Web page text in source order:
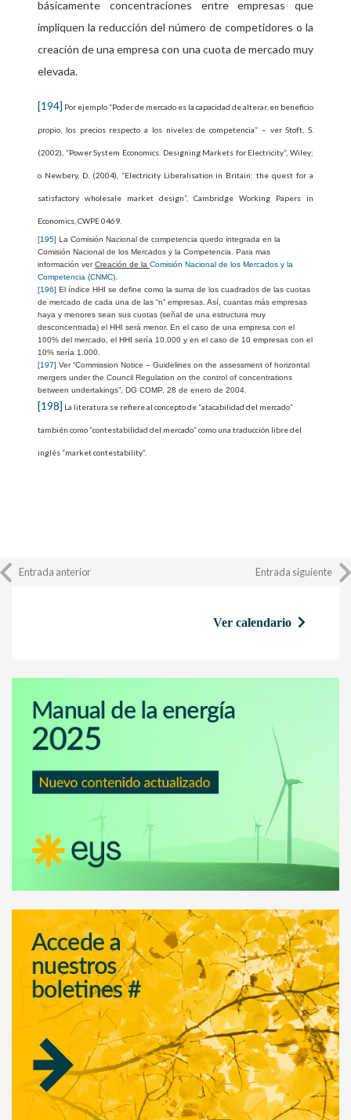
básicamente concentraciones entre empresas que
impliquen la reducción del número de competidores o la
creación de una empresa con una cuota de mercado muy
elevada.
[194] Por ejemplo “Poder de mercado es la capacidad de alterar, en beneficio
propio, los precios respecto a los niveles de competencia” – ver Stoft, S.
(2002), “Power System Economics. Designing Markets for Electricity”, Wiley;
o Newbery, D. (2004), “Electricity Liberalisation in Britain: the quest for a
satisfactory wholesale market design”, Cambridge Working Papers in
Economics, CWPE 0469.
[195] La Comisión Nacional de competencia quedo integrada en la
Comisión Nacional de los Mercados y la Competencia. Para mas
información verCreación de la Comisión Nacional de los Mercados y la
Competencia (CNMC)
[196] El índice HHI se define como la suma de los cuadrados de las cuotas
de mercado de cada una de las “n” empresas. Así, cuantas más empresas
haya y menores sean sus cuotas (señal de una estructura muy
desconcentrada) el HHI será menor. En el caso de una empresa con el
100% del mercado, el HHI sería 10.000 y en el caso de 10 empresas con el
10% sería 1.000.
[197] Ver “Commission Notice – Guidelines on the assessment of horizontal
mergers under the Council Regulation on the control of concentrations
between undertakings”, DG COMP, 28 de enero de 2004.
[198] La literatura se refiere al concepto de “atacabilidad del mercado”
también como “contestabilidad del mercado” como una traducción libre del
inglés “market contestability”.
Entrada anterior Entrada siguiente
Ver calendario